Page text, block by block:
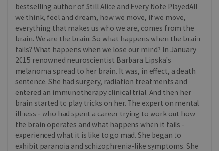
bestselling author of Still Alice and Every Note PlayedAll
we think, feel and dream, how we move, if we move,
everything that makes us who we are, comes from the
brain. We are the brain. So what happens when the brain
fails? What happens when we lose our mind? In January
2015 renowned neuroscientist Barbara Lipska's
melanoma spread to her brain. It was, in effect, a death
sentence. She had surgery, radiation treatments and
entered an immunotherapy clinical trial. And then her
brain started to play tricks on her. The expert on mental
illness - who had spent a career trying to work out how
the brain operates and what happens when it fails -
experienced what it is like to go mad. She began to
exhibit paranoia and schizophrenia-like symptoms. She